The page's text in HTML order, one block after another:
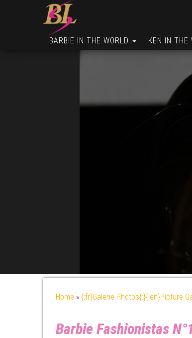
BARBIE IN THE WORLD KEN IN THE
Home » {:fr}Galerie Photos{:}{:en}Picture
Barbie Fashionistas